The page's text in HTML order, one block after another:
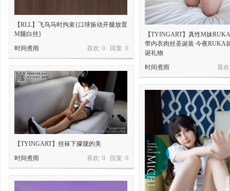
【RLL】飞鸟马时拘束{口球振动开腿放置
M腿白丝}
喜欢: 0 回复: 0
时间煮雨
【TYINGART】真性M妹
带内衣肉丝圣诞装 今夜RUKA
诞礼物
喜
时间煮雨
【TYINGART】丝袜下朦胧的美
喜欢: 0 回复: 0
时间煮雨